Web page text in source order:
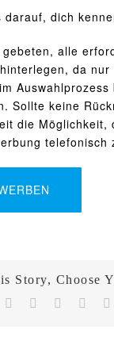
darauf, dich
alle
da nur
Sollte keine
die Möglichkeit,
telefonisch
Story, Choose
RedditLinkedIn
Hausmeister/